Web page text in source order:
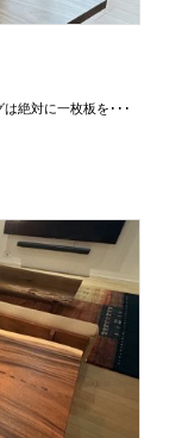
絶対に一枚板を･･･